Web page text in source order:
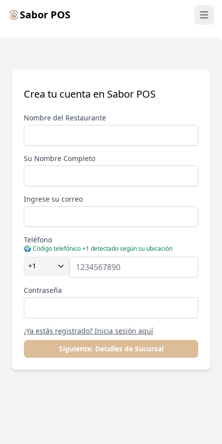
Sabor POS Abrir
Crea tu cuenta en Sabor POS
Nombre del Restaurante
Su Nombre Completo
Ingrese su correo
Teléfono
🌍 Código telefónico +1 detectado según su ubicación
+1
Contraseña
¿Ya estás registrado? Inicia sesión aquí
Siguiente: Detalles de Sucursal